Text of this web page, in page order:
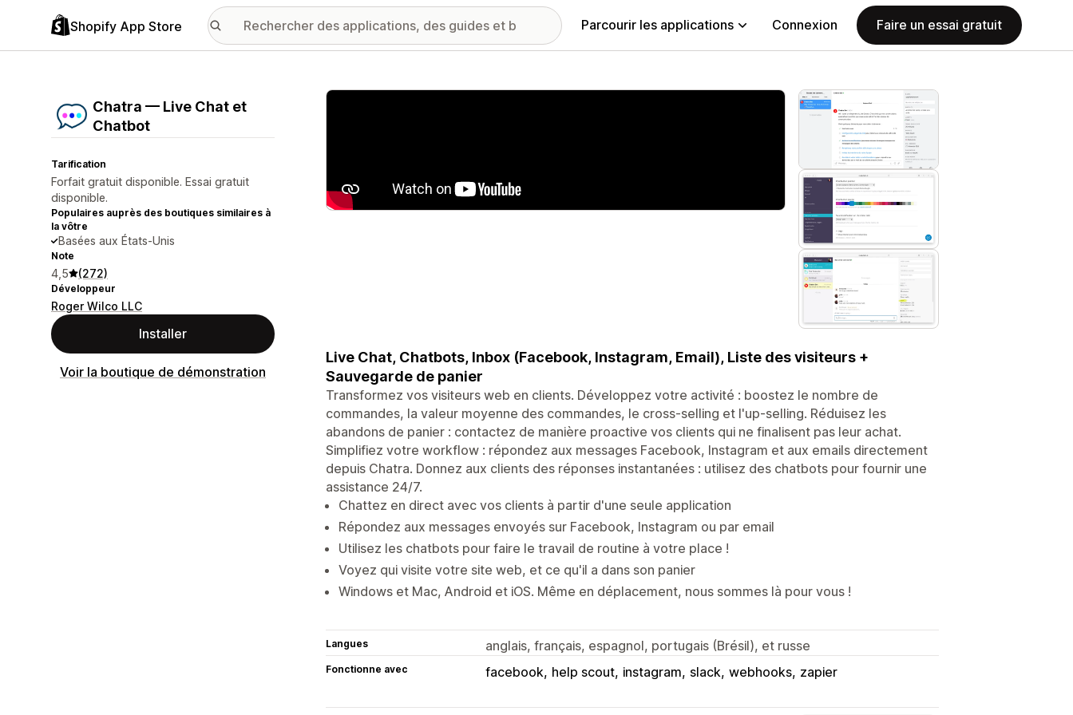
Shopify App Store Parcourir les applications Connexion Faire un essai gratuit
Chatra — Live Chat et
Chatbot
Tarification
Forfait gratuit disponible. Essai gratuit
disponible.
Populaires auprès des boutiques similaires à
la vôtre
Basées aux États-Unis
Note
4,5 (272)
Développeur
Roger Wilco LLC
Installer
Voir la boutique de démonstration
Galerie d’images vedette
Live Chat, Chatbots, Inbox (Facebook, Instagram, Email), Liste des visiteurs +
Sauvegarde de panier
Transformez vos visiteurs web en clients. Développez votre activité : boostez le nombre de
commandes, la valeur moyenne des commandes, le cross-selling et l'up-selling. Réduisez les
abandons de panier : contactez de manière proactive vos clients qui ne finalisent pas leur achat.
Simplifiez votre workflow : répondez aux messages Facebook, Instagram et aux emails directement
depuis Chatra. Donnez aux clients des réponses instantanées : utilisez des chatbots pour fournir une
assistance 24/7.
Chattez en direct avec vos clients à partir d'une seule application
Répondez aux messages envoyés sur Facebook, Instagram ou par email
Utilisez les chatbots pour faire le travail de routine à votre place !
Voyez qui visite votre site web, et ce qu'il a dans son panier
Windows et Mac, Android et iOS. Même en déplacement, nous sommes là pour vous !
Langues anglais, français, espagnol, portugais (Brésil), et russe
Fonctionne avec facebook help scout instagram slack webhooks zapier